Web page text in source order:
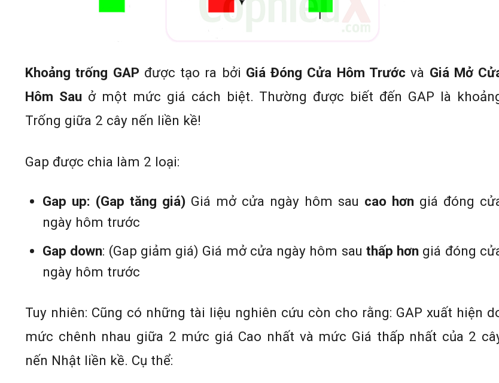
Khoảng trống GAPđược tạo ra bởi Giá Đóng Cửa Hôm Trước và Giá Mở
Hôm Sau ở một mức giá cách biệt. Thường được biết đến GAP là
Trống giữa 2 cây nến liền kề!
Gap được chia làm 2 loại:
Gap up: (Gap tăng giá) Giá mở cửa ngày hôm sau cao hơn giá đóng
ngày hôm trước
Gap down: (Gap giảm giá) Giá mở cửa ngày hôm sau thấp hơn giá đóng
ngày hôm trước
Tuy nhiên: Cũng có những tài liệu nghiên cứu còn cho rằng: GAP xuất hiện
mức chênh nhau giữa 2 mức giá Cao nhất và mức Giá thấp nhất của 2
nến Nhật liền kề. Cụ thể: